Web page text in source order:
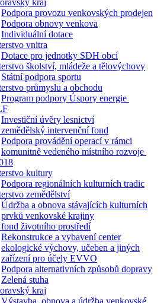
kraj
Podpora provozu venkovských prodejen
Podpora obnovy venkova
Individuální dotace
vnitra
Dotace pro jednotky SDH obcí
školství, mládeže a tělovýchovy
Státní podpora sportu
průmyslu a obchodu
Program podpory Úspory energie
Investiční úvěry lesnictví
intervenční fond
Podpora provádění operací v rámci
komunitně vedeného místního rozvoje
kultury
Podpora regionálních kulturních tradic
zemědělství
Údržba a obnova stávajících kulturních
prvků venkovské krajiny
fond životního prostředí
Rekonstrukce a vybavení center
ekologické výchovy, učeben a jiných
zařízení pro účely EVVO
Podpora alternativních způsobů dopravy
Zelená stuha
kraj
Výstavba, obnova a údržba venkovské